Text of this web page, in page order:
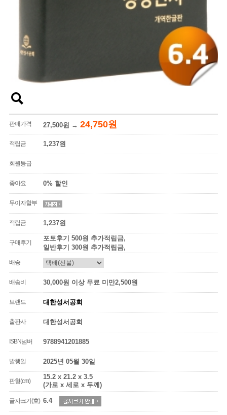
판매가격 27,500원 → 24,750원
적립금 1,237원
회원등급
좋아요 0% 할인
무이자할부
적립금 1,237원
구매후기
포토후기 500원 추가적립금,
일반후기 300원 추가적립금,
배송
배송비 30,000원 이상 무료 미만2,500원
브랜드 대한성서공회
출판사 대한성서공회
ISBN넘버 9788941201885
발행일 2025년 05월 30일
판형(cm)
15.2 x 21.2 x 3.5
(가로 x 세로 x 두께)
글자크기(호) 6.4